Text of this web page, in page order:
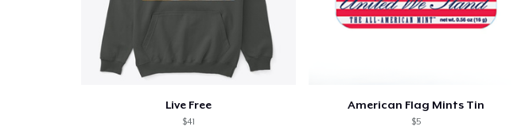
Live Free
$41
American Flag Mints Tin
$5